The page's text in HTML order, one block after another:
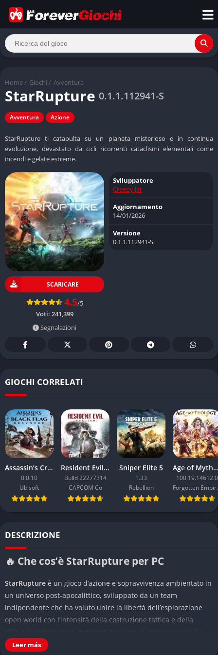
Home / Giochi / Avventura
StarRupture 0.1.1.112941-S
Avventura Azione
StarRupture ti catapulta su un pianeta misterioso e in continua
evoluzione, devastato da cicli ricorrenti cataclismi elementali come
incendi e gelate estreme.
SCARICARE
4.5/5
Voti: 241,399
Segnalazioni
Sviluppatore
Creepy Jar
Aggiornamento
14/01/2026
Versione
0.1.1.112941-S
GIOCHI CORRELATI
Assassin’s Creed Black Flag Resynced
0.0.10
Ubisoft
Resident Evil Requiem
Build 22277314
CAPCOM Co
Sniper Elite 5
1.33
Rebellion
Age of Mythology: Retold
100.19.14612.0
DESCRIZIONE
🔥 Che cos’è StarRupture per PC
StarRupture è un gioco d’azione e sopravvivenza ambientato in
un universo post-apocalittico, sviluppato da un team
indipendente che ha voluto unire la libertà dell’esplorazione
open world con l’intensità della costruzione tattica e della
difesa in tempo reale. Ambientato su un pianeta lacerato da
catastrofi cosmiche e mutazioni atmosferiche, il titolo mette il
Leer más